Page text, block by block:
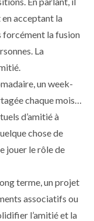
acceptant la
forcément la fusion
La
un week-
chaque mois…
d’amitié à
chose de
jouer le rôle de
terme, un projet
associatifs ou
l’amitié et la